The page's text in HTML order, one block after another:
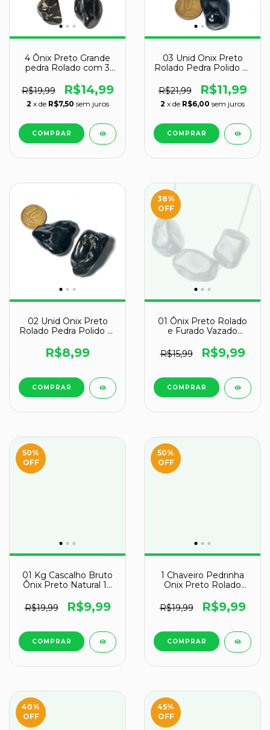
4 Ônix Preto Grande
pedra Rolado com 3
R$19,99
R$14,99
2 x de R$7,50 sem juros
03 Unid Onix Preto
Rolado Pedra Polido M
R$21,99
R$11,99
2 x de R$6,00 sem juros
02 Unid Onix Preto
Rolado Pedra Polido M
R$8,99
38%
OFF
01 Ônix Preto Rolado
e Furado Vazado
R$15,99
R$9,99
50%
OFF
01 Kg Cascalho Bruto
Ônix Preto Natural 10
R$19,99
R$9,99
50%
OFF
1 Chaveiro Pedrinha
Onix Preto Rolado
R$19,99
R$9,99
40%
OFF
45%
OFF